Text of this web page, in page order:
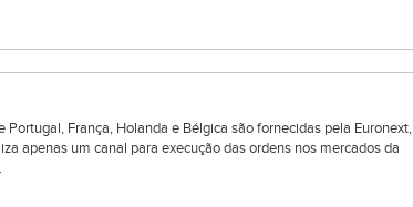
França, Holanda e Bélgica são fornecidas pela Euronext,
apenas um canal para execução das ordens nos mercados da